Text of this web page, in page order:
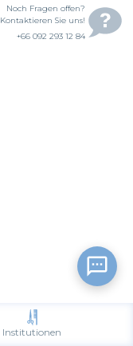
Institutionen
Noch Fragen offen?
Kontaktieren Sie uns!
+66 092 293 12 84